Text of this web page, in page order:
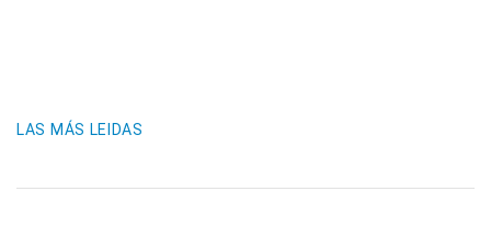
LAS MÁS LEIDAS